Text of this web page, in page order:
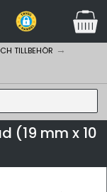
TILLBEHÖR
(19 mm x 10